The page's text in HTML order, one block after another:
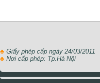
♣ Giấy phép cấp ngày 24/03/2011
♣ Nơi cấp phép: Tp.Hà Nội